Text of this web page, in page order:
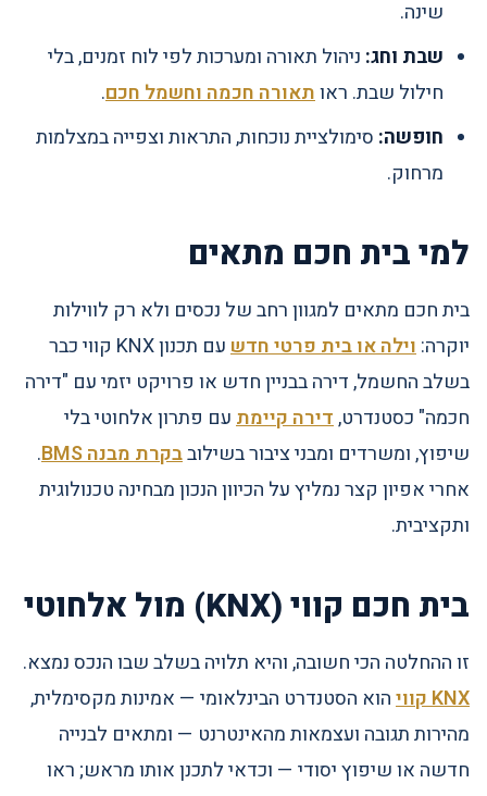
שינה.
שבת וחג: ניהול תאורה ומערכות לפי לוח זמנים, בלי
חילול שבת. ראותאורה חכמה וחשמל חכם.
חופשה: סימולציית נוכחות, התראות וצפייה במצלמות
מרחוק.
למי בית חכם מתאים
בית חכם מתאים למגוון רחב של נכסים ולא רק לווילות
יוקרה:וילה או בית פרטי חדש
עם תכנון KNX קווי כבר
בשלב החשמל, דירה בבניין חדש או פרויקט יזמי עם "דירה
חכמה" כסטנדרט,דירה קיימתעם פתרון אלחוטי בלי
שיפוץ, ומשרדים ומבני ציבור בשילובבקרת מבנה BMS
.
אחרי אפיון קצר נמליץ על הכיוון הנכון מבחינה טכנולוגית
ותקציבית.
בית חכם קווי (KNX) מול אלחוטי
זו ההחלטה הכי חשובה, והיא תלויה בשלב שבו הנכס נמצא.
KNX קווי
הוא הסטנדרט הבינלאומי — אמינות מקסימלית,
מהירות תגובה ועצמאות מהאינטרנט — ומתאים לבנייה
חדשה או שיפוץ יסודי — וכדאי לתכנן אותו מראש; ראו